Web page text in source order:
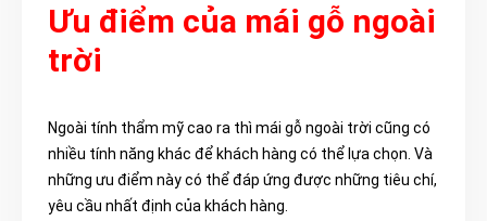
Ưu điểm của mái gỗ ngoài
trời
Ngoài tính thẩm mỹ cao ra thì mái gỗ ngoài trời cũng có
nhiều tính năng khác để khách hàng có thể lựa chọn. Và
những ưu điểm này có thể đáp ứng được những tiêu chí,
yêu cầu nhất định của khách hàng.